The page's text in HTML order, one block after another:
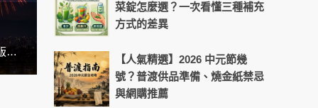
一到夏日，全台各地活動如火如荼，其中大稻埕煙火吸引萬人前往，今年更是首度與國際IP蜘蛛人聯名，搭配無人機與原版電影配樂點亮台北夜空。不過你知道嗎？大稻埕百年前是茶葉外銷之鄉，被稱為「台灣華爾街」，住滿了百億身家的富豪家族，後來茶葉貿易衰退導致沒落，卻仍留下許多有特色的古蹟及歷史景點
【影刻臺灣】2026 台灣漁港推薦
菜錠怎麼選？一次看懂三種補充
方式的差異
【人氣精選】2026 中元節幾
號？普渡供品準備、燒金紙禁忌
與網購推薦